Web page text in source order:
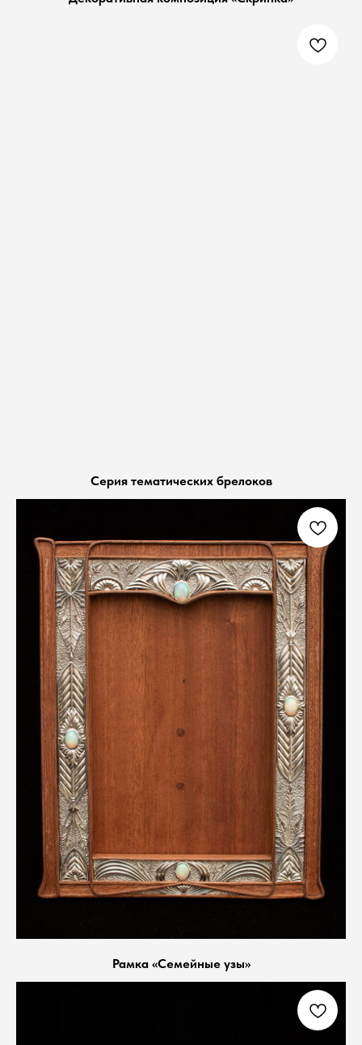
Серия тематических брелоков
Рамка «Семейные узы»